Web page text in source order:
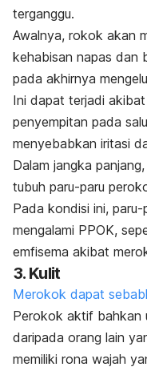
terganggu.
Awalnya, rokok akan
kehabisan napas dan
pada akhirnya
Ini dapat terjadi
penyempitan pada
menyebabkan iritasi
Dalam jangka
tubuh paru-paru
Pada kondisi ini,
mengalami PPOK,
emfisema akibat
3. Kulit
Merokok dapat
Perokok aktif bahkan
daripada orang lain
memiliki rona wajah